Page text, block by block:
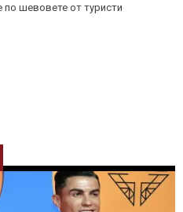
по шевовете от туристи